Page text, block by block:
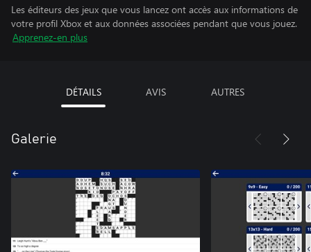
Les éditeurs des jeux que vous lancez ont accès aux informations de
votre profil Xbox et aux données associées pendant que vous jouez.
Apprenez-en plus
DÉTAILS AVIS AUTRES
Galerie